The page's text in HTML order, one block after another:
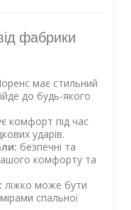
фабрики
має стильний
до будь-якого
комфорт під час
ударів.
безпечні та
комфорту та
ліжко може бути
спальної